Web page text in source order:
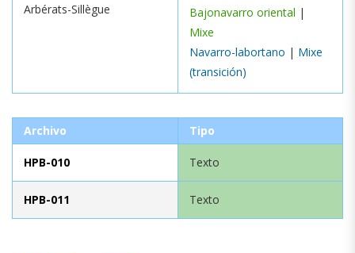
Arbérats-Sillègue Bajonavarro oriental |
Mixe
Navarro-labortano | Mixe
(transición)
Archivo Tipo
HPB-010 Texto
HPB-011 Texto